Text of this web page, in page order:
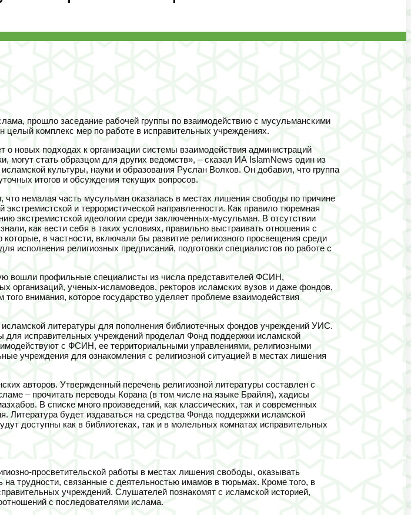
прошло заседание рабочей группы по взаимодействию с мусульманскими
комплекс мер по работе в исправительных учреждениях.
новых подходах к организации системы взаимодействия администраций
стать образцом для других ведомств», – сказал ИА IslamNews один из
культуры, науки и образования Руслан Волков. Он добавил, что группа
итогов и обсуждения текущих вопросов.
немалая часть мусульман оказалась в местах лишения свободы по причине
и террористической направленности. Как правило тюремная
экстремистской идеологии среди заключенных-мусульман. В отсутствии
как вести себя в таких условиях, правильно выстраивать отношения с
в частности, включали бы развитие религиозного просвещения среди
исполнения религиозных предписаний, подготовки специалистов по работе с
вошли профильные специалисты из числа представителей ФСИН,
организаций, ученых-исламоведов, ректоров исламских вузов и даже фондов,
внимания, которое государство уделяет проблеме взаимодействия
литературы для пополнения библиотечных фондов учреждений УИС.
исправительных учреждений проделал Фонд поддержки исламской
с ФСИН, ее территориальными управлениями, религиозными
учреждения для ознакомления с религиозной ситуацией в местах лишения
авторов. Утвержденный перечень религиозной литературы составлен с
– прочитать переводы Корана (в том числе на языке Брайля), хадисы
В списке много произведений, как классических, так и современных
Литература будет издаваться на средства Фонда поддержки исламской
доступны как в библиотеках, так и в молельных комнатах исправительных
просветительской работы в местах лишения свободы, оказывать
трудности, связанные с деятельностью имамов в тюрьмах. Кроме того, в
учреждений. Слушателей познакомят с исламской историей,
с последователями ислама.